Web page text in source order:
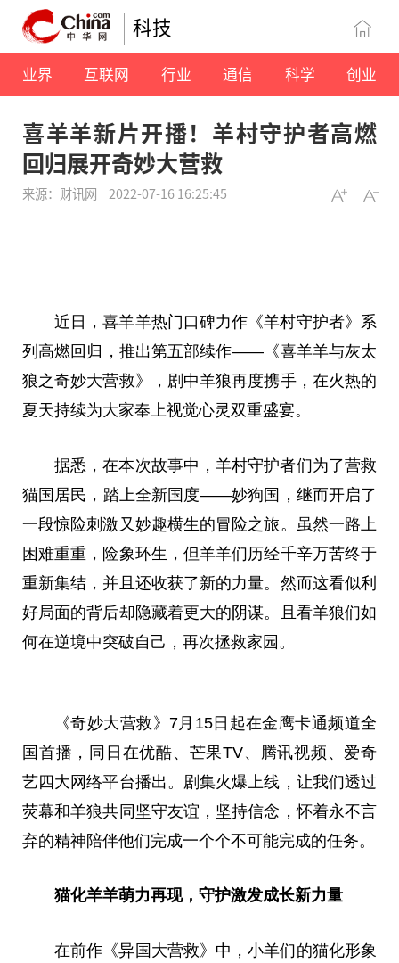
科技
业界 互联网 行业 通信 科学 创业
喜羊羊新片开播！羊村守护者高燃
回归展开奇妙大营救
来源：财讯网 2022-07-16 16:25:45
近 日，喜羊羊热门口碑力作《羊村守护者》系
列高燃回归，推出第五部续作——《喜羊羊与灰太
狼之奇妙大营救》，剧中羊狼再度携手，在火热的
夏天持续为大家奉上视觉心灵双重盛宴。
据悉，在本次故事中，羊村守护者们为了营救
猫国居民，踏上全新国度——妙狗国，继而开启了
一段惊险刺激又妙趣横生的冒险之旅。虽然一路 上
困难重重，险象环生，但羊羊们历经千辛万苦终于
重新集结，并且还收获了新的力量。然而这看似利
好局面的背后却隐藏着更大的阴谋。且看羊狼们如
何在逆境中突破自己，再次拯救家园。
《奇妙大营救》7月15日起在金鹰卡通频道全
国首播，同日在优酷、芒果TV、腾讯视频、爱奇
艺四大网络平台播出。剧集火爆上线，让我们透过
荧幕和羊狼共同坚守友谊，坚持信念，怀着永不言
弃的精神陪伴他们完成一个个不可能完成的任务。
猫化羊羊萌力再现，守护激发成长新力量
在前作《异国大营救》中，小羊们的猫化形象